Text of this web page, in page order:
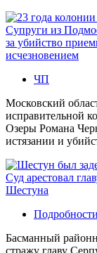
Супруги из
за убийство
исчезновением
ЧП
Московский
исправительной
Озеры Романа
истязании и
Суд арестовал
Шестуна
Басманный
стражу главу